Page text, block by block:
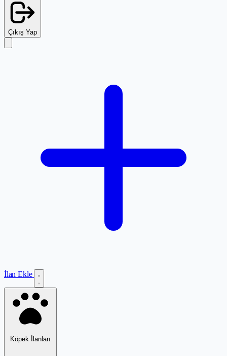
Çıkış Yap
İlan Ekle
Köpek İlanları